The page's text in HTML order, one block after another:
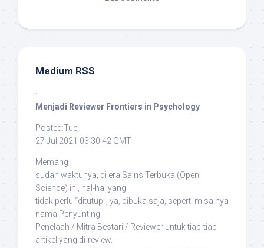
Medium RSS
·
Menjadi Reviewer Frontiers in Psychology
Posted:Tue,
27 Jul 2021 03:30:42 GMT
Memang
sudah waktunya, di era Sains Terbuka (Open
Science) ini, hal-hal yang
tidak perlu “ditutup”, ya, dibuka saja, seperti misalnya
nama Penyunting
Penelaah / Mitra Bestari / Reviewer untuk tiap-tiap
artikel yang di-review